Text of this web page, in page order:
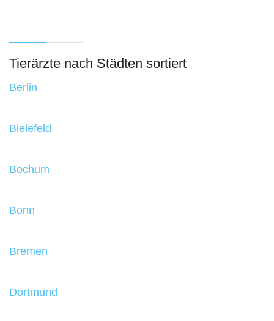
Tierärzte nach Städten sortiert
Berlin
Bielefeld
Bochum
Bonn
Bremen
Dortmund